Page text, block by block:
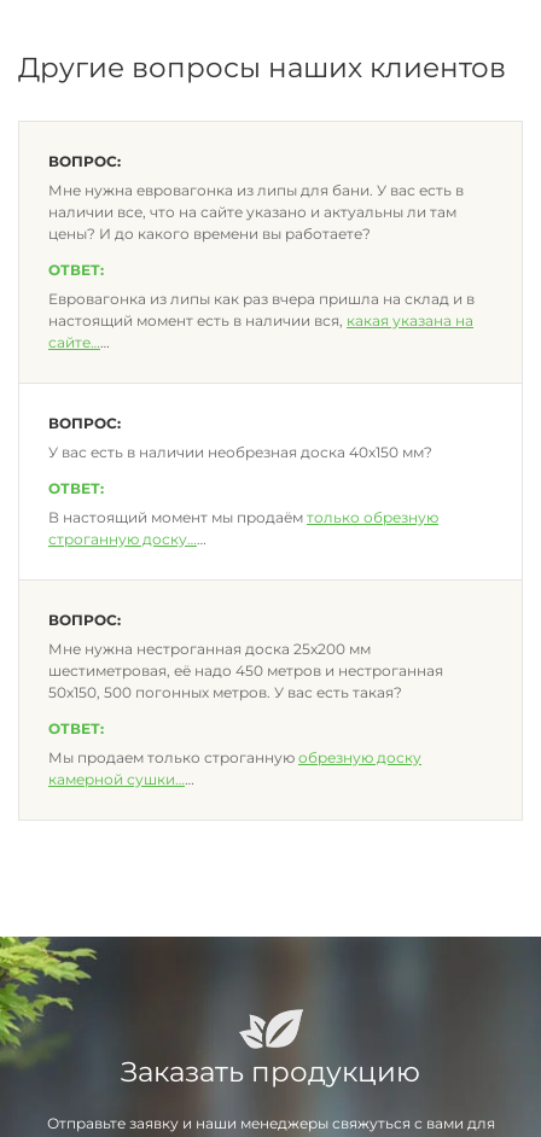
Другие вопросы наших клиентов
ВОПРОС:
Мне нужна евровагонка из липы для бани. У вас есть в
наличии все, что на сайте указано и актуальны ли там
цены? И до какого времени вы работаете?
ОТВЕТ:
Евровагонка из липы как раз вчера пришла на склад и в
настоящий момент есть в наличии вся, какая указана на
сайте
ВОПРОС:
У вас есть в наличии необрезная доска 40х150 мм?
ОТВЕТ:
В настоящий момент мы продаём только обрезную
строганную доску
ВОПРОС:
Мне нужна нестроганная доска 25х200 мм
шестиметровая, её надо 450 метров и нестроганная
50х150, 500 погонных метров. У вас есть такая?
ОТВЕТ:
Мы продаем только строганную обрезную доску
камерной сушки
Заказать продукцию
Отправьте заявку и наши менеджеры свяжуться с вами для